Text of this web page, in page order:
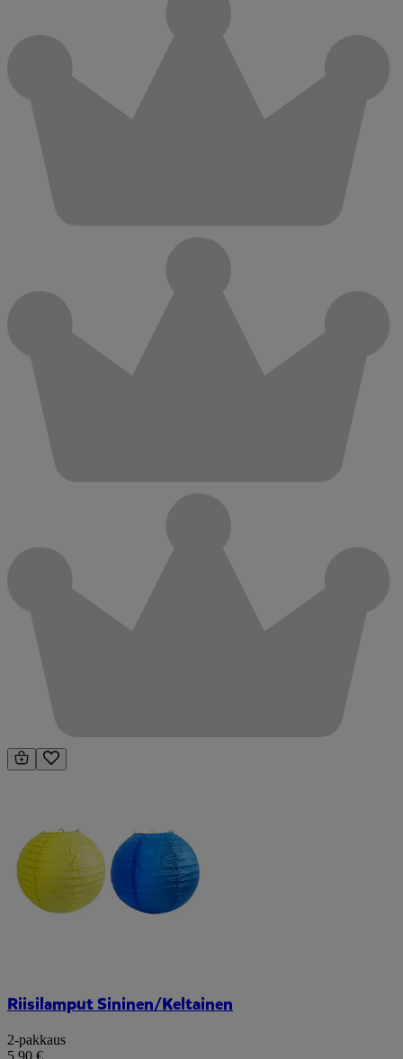
Riisilamput Sininen/Keltainen
2-pakkaus
5,90 €